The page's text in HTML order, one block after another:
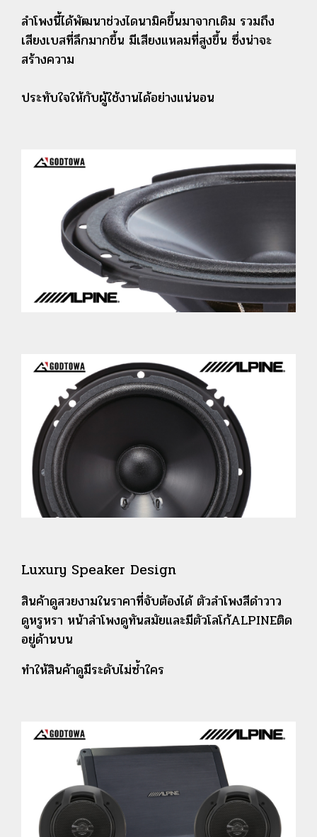
ลำโพงนี้ได้พัฒนาช่วงไดนามิคขึ้นมาจากเดิม รวมถึง
เสียงเบสที่ลึกมากขึ้น มีเสียงแหลมที่สูงขึ้น ซึ่งน่าจะ
สร้างความ
ประทับใจให้กับผู้ใช้งานได้อย่างแน่นอน
Luxury Speaker Design
สินค้าดูสวยงามในราคาที่จับต้องได้ ตัวลำโพงสีดำวาว
ดูหรูหรา หน้าลำโพงดูทันสมัยและมีตัวโลโก้ALPINEติด
อยู่ด้านบน
ทำให้สินค้าดูมีระดับไม่ซ้ำใคร